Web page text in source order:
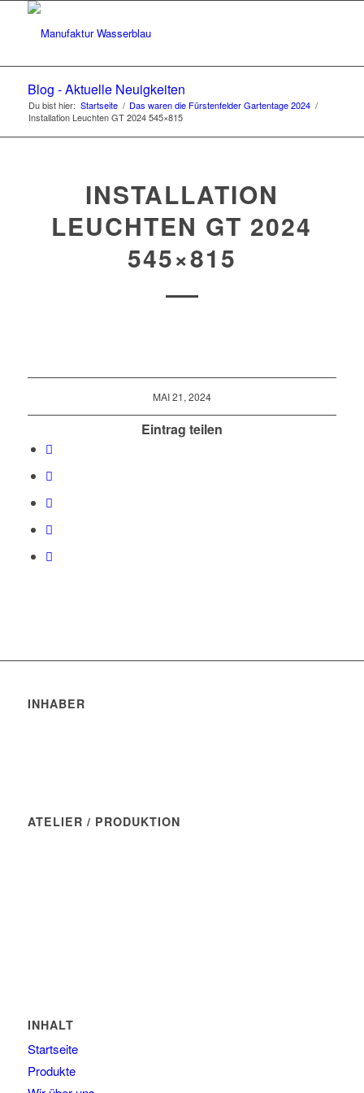
Blog - Aktuelle Neuigkeiten
Du bist hier: Startseite / Das waren die Fürstenfelder Gartentage 2024 /
Installation Leuchten GT 2024 545×815
INSTALLATION
LEUCHTEN GT 2024
545×815
MAI 21, 2024
Eintrag teilen
INHABER
ATELIER / PRODUKTION
INHALT
Startseite
Produkte